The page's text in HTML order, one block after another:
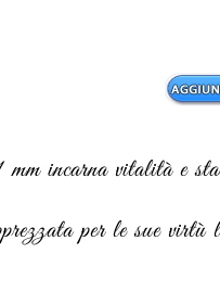
incarna vitalità e
per le sue virtù